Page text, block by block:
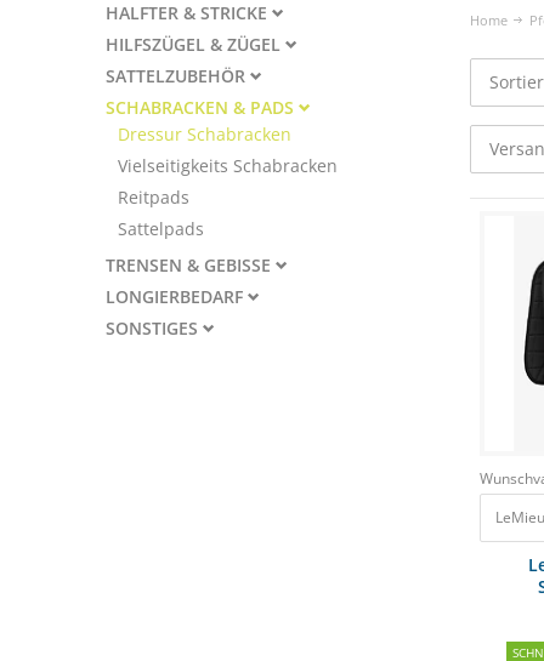
Home
HALFTER & STRICKE
HILFSZÜGEL & ZÜGEL
SATTELZUBEHÖR
SCHABRACKEN & PADS
Dressur Schabracken
Vielseitigkeits Schabracken
Reitpads
Sattelpads
TRENSEN & GEBISSE
LONGIERBEDARF
SONSTIGES